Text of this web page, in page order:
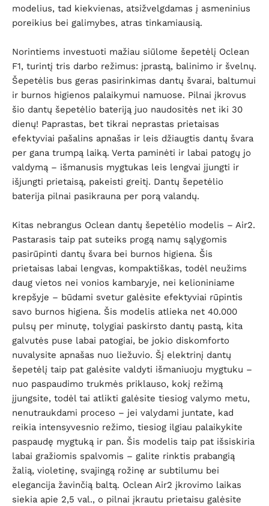
modelius, tad kiekvienas, atsižvelgdamas į asmeninius
poreikius bei galimybes, atras tinkamiausią.
Norintiems investuoti mažiau siūlome šepetėlį Oclean
F1, turintį tris darbo režimus: įprastą, balinimo ir švelnų.
Šepetėlis bus geras pasirinkimas dantų švarai, baltumui
ir burnos higienos palaikymui namuose. Pilnai įkrovus
šio dantų šepetėlio bateriją juo naudositės net iki 30
dienų! Paprastas, bet tikrai neprastas prietaisas
efektyviai pašalins apnašas ir leis džiaugtis dantų švara
per gana trumpą laiką. Verta paminėti ir labai patogų jo
valdymą – išmanusis mygtukas leis lengvai įjungti ir
išjungti prietaisą, pakeisti greitį. Dantų šepetėlio
baterija pilnai pasikrauna per porą valandų.
Kitas nebrangus Oclean dantų šepetėlio modelis – Air2.
Pastarasis taip pat suteiks progą namų sąlygomis
pasirūpinti dantų švara bei burnos higiena. Šis
prietaisas labai lengvas, kompaktiškas, todėl neužims
daug vietos nei vonios kambaryje, nei kelioniniame
krepšyje – būdami svetur galėsite efektyviai rūpintis
savo burnos higiena. Šis modelis atlieka net 40.000
pulsų per minutę, tolygiai paskirsto dantų pastą, kita
galvutės puse labai patogiai, be jokio diskomforto
nuvalysite apnašas nuo liežuvio. Šį elektrinį dantų
šepetėlį taip pat galėsite valdyti išmaniuoju mygtuku –
nuo paspaudimo trukmės priklauso, kokį režimą
įjungsite, todėl tai atlikti galėsite tiesiog valymo metu,
nenutraukdami proceso – jei valydami juntate, kad
reikia intensyvesnio režimo, tiesiog ilgiau palaikykite
paspaudę mygtuką ir pan. Šis modelis taip pat išsiskiria
labai gražiomis spalvomis – galite rinktis prabangią
žalią, violetinę, svajingą rožinę ar subtilumu bei
elegancija žavinčią baltą. Oclean Air2 įkrovimo laikas
siekia apie 2,5 val., o pilnai įkrautu prietaisu galėsite